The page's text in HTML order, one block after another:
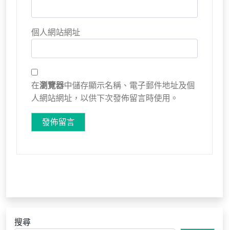
個人網站網址
在瀏覽器中儲存顯示名稱、電子郵件地址及個
人網站網址，以供下次發佈留言時使用。
搜尋